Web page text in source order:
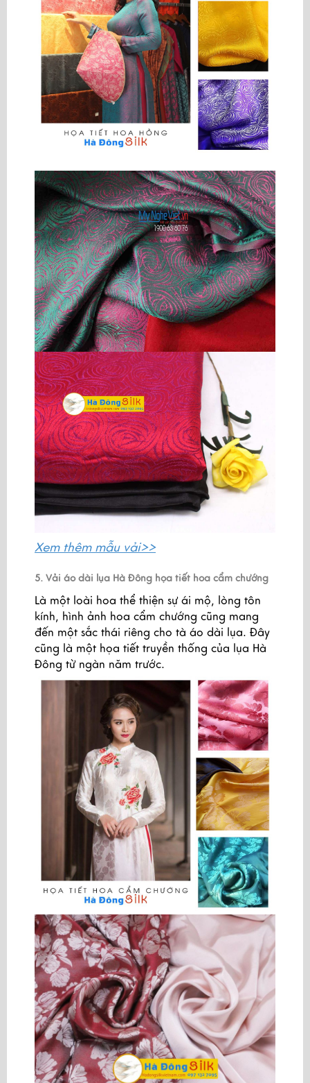
Xem thêmmẫu vải>>
5. Vải áo dài lụa Hà Đông họa tiết hoa cẩm chướng
Là một loài hoa thể thiện sự ái mộ, lòng tôn
kính, hình ảnh hoa cẩm chướng cũng mang
đến một sắc thái riêng cho tà áo dài lụa. Đây
cũng là một họa tiết truyền thống của lụa Hà
Đông từ ngàn năm trước.